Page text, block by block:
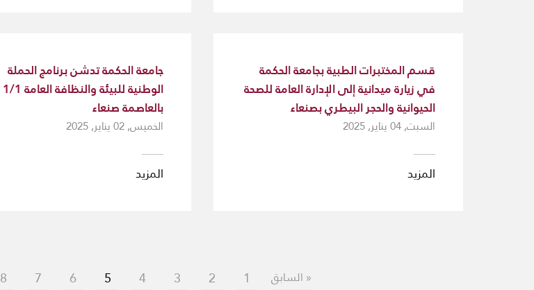
قسم المختبرات الطبية بجامعة الحكمة
في زيارة ميدانية إلى الإدارة العامة للصحة
الحيوانية والحجر البيطري بصنعاء
السبت, 04 يناير, 2025
المزيد
جامعة الحكمة تدشن برنامج الحملة
الوطنية للبيئة والنظافة العامة 1/1
بالعاصمة صنعاء
الخميس, 02 يناير, 2025
المزيد
« السابق 1
2
3
4
5
6
7
8